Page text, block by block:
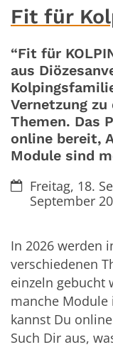
Fit für
“Fit für
aus
Vernetzung
Themen. Das
online bereit,
Module sind
Datum:
Freitag, 18.
September
In 2026 werden
verschiedenen
einzeln gebucht
manche Module
kannst Du
Such Dir aus,